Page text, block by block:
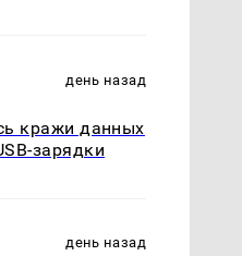
день назад
кражи данных
зарядки
день назад